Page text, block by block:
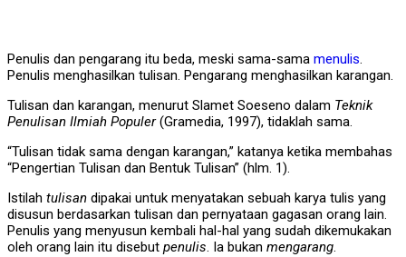
Penulis dan pengarang itu beda, meski sama-sama menulis.
Penulis menghasilkan tulisan. Pengarang menghasilkan karangan.
Tulisan dan karangan, menurut Slamet Soeseno dalam Teknik
Penulisan Ilmiah Populer(Gramedia, 1997), tidaklah sama.
“Tulisan tidak sama dengan karangan,” katanya ketika membahas
“Pengertian Tulisan dan Bentuk Tulisan” (hlm. 1).
Istilah tulisan dipakai untuk menyatakan sebuah karya tulis yang
disusun berdasarkan tulisan dan pernyataan gagasan orang lain.
Penulis yang menyusun kembali hal-hal yang sudah dikemukakan
oleh orang lain itu disebut penulis. Ia bukan mengarang.